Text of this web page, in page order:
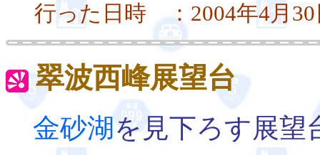
行った日時 ：2004年4月
翠波西峰展望台
金砂湖を見下ろす展望